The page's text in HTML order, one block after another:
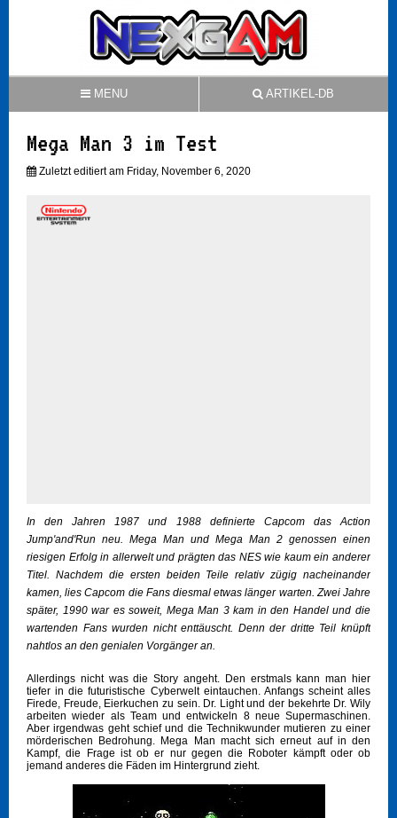
MENU ARTIKEL-DB
Mega Man 3 im Test
Zuletzt editiert am Friday, November 6, 2020
In den Jahren 1987 und 1988 definierte Capcom das Action
Jump'and'Run neu. Mega Man und Mega Man 2 genossen einen
riesigen Erfolg in allerwelt und prägten das NES wie kaum ein anderer
Titel. Nachdem die ersten beiden Teile relativ zügig nacheinander
kamen, lies Capcom die Fans diesmal etwas länger warten. Zwei Jahre
später, 1990 war es soweit, Mega Man 3 kam in den Handel und die
wartenden Fans wurden nicht enttäuscht. Denn der dritte Teil knüpft
nahtlos an den genialen Vorgänger an.
Allerdings nicht was die Story angeht. Den erstmals kann man hier
tiefer in die futuristische Cyberwelt eintauchen. Anfangs scheint alles
Firede, Freude, Eierkuchen zu sein. Dr. Light und der bekehrte Dr. Wily
arbeiten wieder als Team und entwickeln 8 neue Supermaschinen.
Aber irgendwas geht schief und die Technikwunder mutieren zu einer
mörderischen Bedrohung. Mega Man macht sich erneut auf in den
Kampf, die Frage ist ob er nur gegen die Roboter kämpft oder ob
jemand anderes die Fäden im Hintergrund zieht.